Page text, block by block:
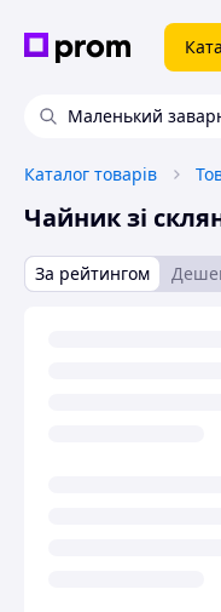
Маленький
Каталог товарів
Чайник зі
За рейтингом